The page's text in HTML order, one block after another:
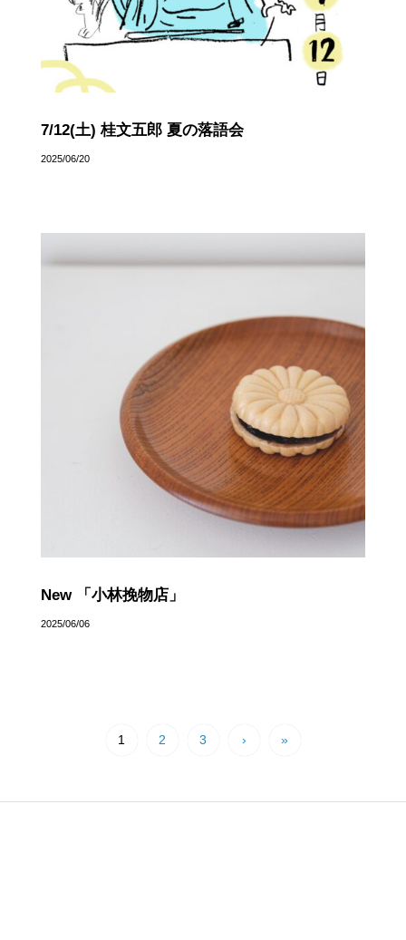
7/12(土) 桂文五郎 夏の落語会
2025/06/20
New 「小林挽物店」
2025/06/06
1 2 3 › »